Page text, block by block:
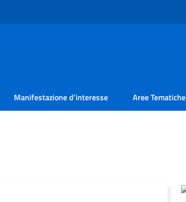
Manifestazione d’interesse Aree Tematiche